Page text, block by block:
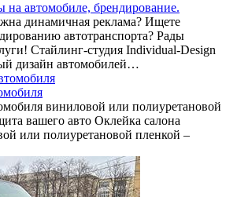
на автомобиле, брендирование.
динамичная реклама? Ищете
автотранспорта? Рады
Стайлинг-студия Individual-Design
дизайн автомобилей…
виниловой или полиуретановой
вашего авто Оклейка салона
или полиуретановой пленкой –